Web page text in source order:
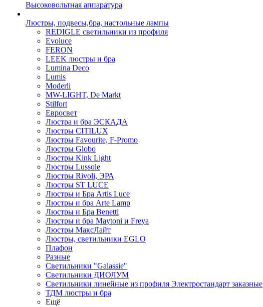
Высоковольтная аппаратура
Люстры, подвесы,бра, настольные лампы
REDIGLE светильники из профиля
Evoluce
FERON
LEEK люстры и бра
Lumina Deco
Lumis
Moderli
MW-LIGHT, De Markt
Stilfort
Евросвет
Люстра и бра ЭСКАДА
Люстры CITILUX
Люстры Favourite, F-Promo
Люстры Globo
Люстры Kink Light
Люстры Lussole
Люстры Rivoli, ЭРА
Люстры ST LUCE
Люстры и Бра Artis Luce
Люстры и бра Arte Lamp
Люстры и Бра Benetti
Люстры и бра Maytoni и Freya
Люстры МаксЛайт
Люстры, светильники EGLO
Плафон
Разные
Светильники "Galassie"
Светильники ДИОЛУМ
Светильники линейные из профиля Электростандарт заказные
ТДМ люстры и бра
Ещё